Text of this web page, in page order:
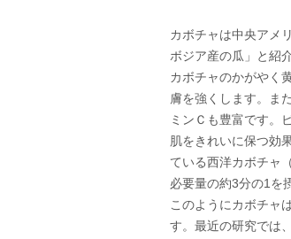
カボチャは中央アメ
ボジア産の瓜」と紹
カボチャのかがやく
膚を強くします。ま
ミンＣも豊富です。
肌をきれいに保つ効
ている西洋カボチャ
必要量の約3分の1を
このようにカボチャ
す。最近の研究では